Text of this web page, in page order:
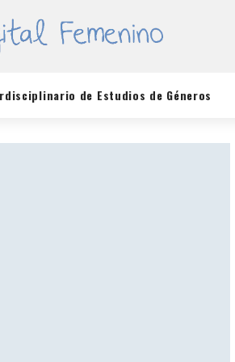
de Estudios de Géneros